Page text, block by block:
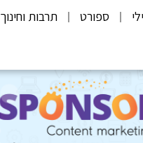
ספורט תרבות וחינוך